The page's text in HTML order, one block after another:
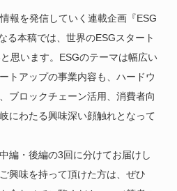
報を発信していく連載企画『ESG
る本稿では、世界のESGスタート
思います。ESGのテーマは幅広い
トアップの事業内容も、ハードウ
ブロックチェーン活用、消費者向
にわたる興味深い顔触れとなって
編・後編の3回に分けてお届けし
興味を持って頂けた方は、ぜひ